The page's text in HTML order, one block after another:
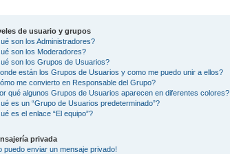
de usuario y grupos
son los Administradores?
son los Moderadores?
son los Grupos de Usuarios?
están los Grupos de Usuarios y como me puedo unir a ellos?
me convierto en Responsable del Grupo?
qué algunos Grupos de Usuarios aparecen en diferentes colores?
es un “Grupo de Usuarios predeterminado”?
es el enlace “El equipo”?
privada
puedo enviar un mensaje privado!